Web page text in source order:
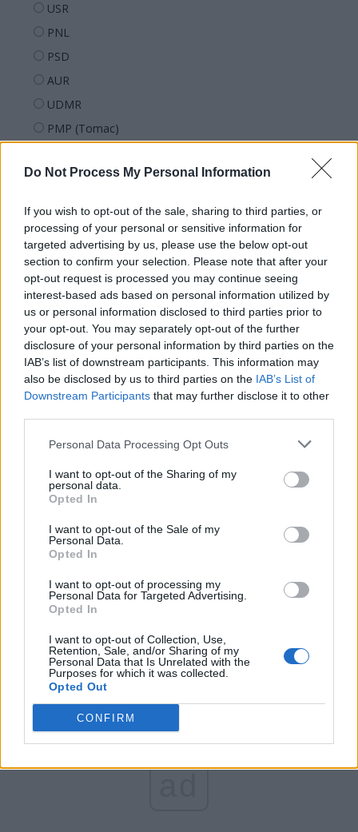
Do Not Process My Personal Information
If you wish to opt-out of the sale, sharing to third parties, or
processing of your personal or sensitive information for
targeted advertising by us, please use the below opt-out
section to confirm your selection. Please note that after your
opt-out request is processed you may continue seeing
interest-based ads based on personal information utilized by
us or personal information disclosed to third parties prior to
your opt-out. You may separately opt-out of the further
disclosure of your personal information by third parties on the
IAB’s list of downstream participants. This information may
also be disclosed by us to third parties on the IAB’s List of
Downstream Participants that may further disclose it to other
Personal Data Processing Opt Outs
I want to opt-out of the Sharing of my
personal data.
Opted In
I want to opt-out of the Sale of my
Personal Data.
Opted In
I want to opt-out of processing my
Personal Data for Targeted Advertising.
Opted In
I want to opt-out of Collection, Use,
Retention, Sale, and/or Sharing of my
Personal Data that Is Unrelated with the
Purposes for which it was collected.
Opted Out
CONFIRM
USR
PNL
PSD
AUR
UDMR
PMP (Tomac)
PNȚMM
SENS
SOS (Șoșoacă)
POT (Gavrilă)
PACE (Peia)
Acțiunea Conservatoare (Târziu)
PDF (Lazarus)
PUSL (D. Voiculescu)
PNȚCD (Pavelescu)
PNCR (Terheș)
Partidul Patrioților (Surugiu)
România pe Primul Loc (Ponta)
Arhiva sondajelor